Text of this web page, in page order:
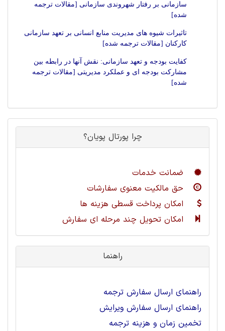
سازمانی بر رفتار شهروندی سازمانی [مقالات ترجمه
شده]
تاثیرات شیوه های مدیریت منابع انسانی بر تعهد سازمانی
کارکنان [مقالات ترجمه شده]
کفایت بودجه و تعهد سازمانی: نقش آنها در رابطه بین
مشارکت بودجه ای و عملکرد مدیریتی [مقالات ترجمه
شده]
چرا پورتال پویان؟
ضمانت خدمات
حق مالکیت معنوی سفارشات
امکان پرداخت قسطی هزینه ها
امکان تحویل چند مرحله ای سفارش
راهنما
راهنمای ارسال سفارش ترجمه
راهنمای ارسال سفارش ویرایش
تخمین زمان و هزینه ترجمه